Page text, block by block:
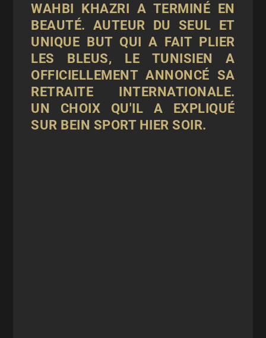
WAHBI KHAZRI A TERMINÉ EN
BEAUTÉ. AUTEUR DU SEUL ET
UNIQUE BUT QUI A FAIT PLIER
LES BLEUS, LE TUNISIEN A
OFFICIELLEMENT ANNONCÉ SA
RETRAITE INTERNATIONALE.
UN CHOIX QU'IL A EXPLIQUÉ
SUR BEIN SPORT HIER SOIR.